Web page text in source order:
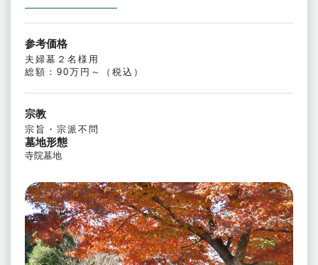
参考価格
夫婦墓２名様用
総額：90万円～（税込）
宗教
宗旨・宗派不問
墓地形態
寺院墓地